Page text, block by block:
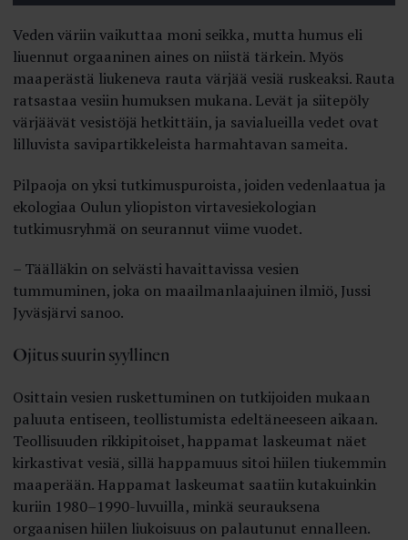
Veden väriin vaikuttaa moni seikka, mutta humus eli
liuennut orgaaninen aines on niistä tärkein. Myös
maaperästä liukeneva rauta värjää vesiä ruskeaksi. Rauta
ratsastaa vesiin humuksen mukana. Levät ja siitepöly
värjäävät vesistöjä hetkittäin, ja savialueilla vedet ovat
lilluvista savipartikkeleista harmahtavan sameita.
Pilpaoja on yksi tutkimuspuroista, joiden vedenlaatua ja
ekologiaa Oulun yliopiston virtavesiekologian
tutkimusryhmä on seurannut viime vuodet.
– Täälläkin on selvästi havaittavissa vesien
tummuminen, joka on maailmanlaajuinen ilmiö, Jussi
Jyväsjärvi sanoo.
Ojitus suurin syyllinen
Osittain vesien ruskettuminen on tutkijoiden mukaan
paluuta entiseen, teollistumista edeltäneeseen aikaan.
Teollisuuden rikkipitoiset, happamat laskeumat näet
kirkastivat vesiä, sillä happamuus sitoi hiilen tiukemmin
maaperään. Happamat laskeumat saatiin kutakuinkin
kuriin 1980–1990-luvuilla, minkä seurauksena
orgaanisen hiilen liukoisuus on palautunut ennalleen.